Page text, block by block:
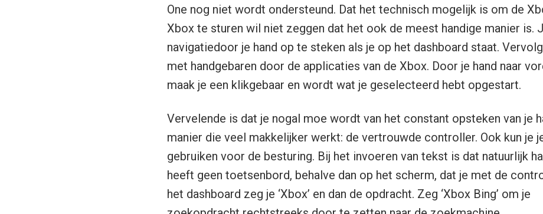
One nog niet wordt ondersteund. Dat het technisch mogelijk is om de
Xbox te sturen wil niet zeggen dat het ook de meest handige manier is.
navigatiedoor je hand op te steken als je op het dashboard staat.
met handgebaren door de applicaties van de Xbox. Door je hand naar
maak je een klikgebaar en wordt wat je geselecteerd hebt opgestart.
Vervelende is dat je nogal moe wordt van het constant opsteken van je
manier die veel makkelijker werkt: de vertrouwde controller. Ook kun je
gebruiken voor de besturing. Bij het invoeren van tekst is dat natuurlijk
heeft geen toetsenbord, behalve dan op het scherm, dat je met de
het dashboard zeg je ‘Xbox’ en dan de opdracht. Zeg ‘Xbox Bing’ om je